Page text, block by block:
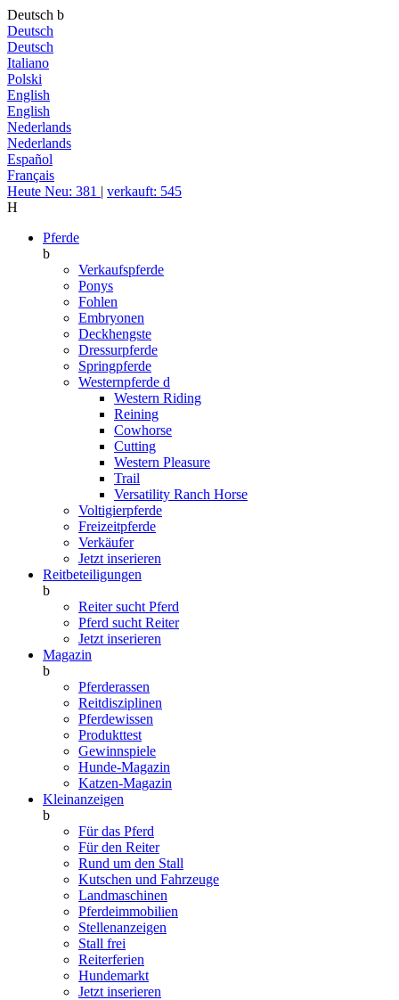
Deutsch b
Deutsch
Deutsch
Italiano
Polski
English
English
Nederlands
Nederlands
Español
Français
Heute Neu: 381 | verkauft: 545
H
Pferde
b
Verkaufspferde
Ponys
Fohlen
Embryonen
Deckhengste
Dressurpferde
Springpferde
Westernpferde d
Western Riding
Reining
Cowhorse
Cutting
Western Pleasure
Trail
Versatility Ranch Horse
Voltigierpferde
Freizeitpferde
Verkäufer
Jetzt inserieren
Reitbeteiligungen
b
Reiter sucht Pferd
Pferd sucht Reiter
Jetzt inserieren
Magazin
b
Pferderassen
Reitdisziplinen
Pferdewissen
Produkttest
Gewinnspiele
Hunde-Magazin
Katzen-Magazin
Kleinanzeigen
b
Für das Pferd
Für den Reiter
Rund um den Stall
Kutschen und Fahrzeuge
Landmaschinen
Pferdeimmobilien
Stellenanzeigen
Stall frei
Reiterferien
Hundemarkt
Jetzt inserieren